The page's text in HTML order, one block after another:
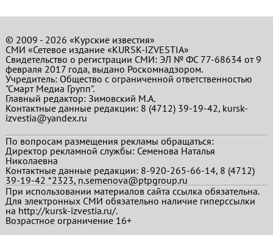
© 2009 - 2026 «Курские известия»
СМИ «Сетевое издание «KURSK-IZVESTIA»
Свидетельство о регистрации СМИ: ЭЛ № ФС 77-68634 от 9
февраля 2017 года, выдано Роскомнадзором.
Учредитель: Общество с ограниченной ответственностью
"Смарт Медиа Групп".
Главный редактор:Зимовский М.А.
Контактные данные редакции: 8 (4712) 39-19-42, kursk-
izvestia@yandex.ru
По вопросам размещения рекламы обращаться:
Директор рекламной службы: Семенова Наталья
Николаевна
Контактные данные редакции: 8-920-265-66-14, 8 (4712)
39-19-42 *2323, n.semenova@ptpgroup.ru
При использовании материалов сайта ссылка обязательна.
Для электронных СМИ обязательно наличие гиперссылки
на http://kursk-izvestia.ru/.
Возрастное ограничение 16+